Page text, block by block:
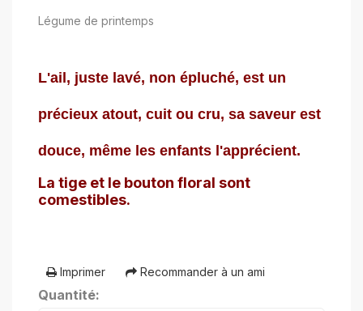
Légume de printemps
L'ail, juste lavé, non épluché, est un
précieux atout, cuit ou cru, sa saveur est
douce, même les enfants l'apprécient.
La tige et le bouton floral sont
comestibles.
Imprimer Recommander à un ami
Quantité: